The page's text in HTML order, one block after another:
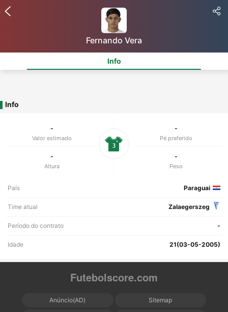
Fernando Vera
Info
Info
-
Valor estimado
-
Pé preferido
-
Altura
-
Peso
3
País Paraguai
Time atual Zalaegerszeg
Período do contrato -
Idade 21(03-05-2005)
Futebolscore.com
Anúncio(AD) Sitemap